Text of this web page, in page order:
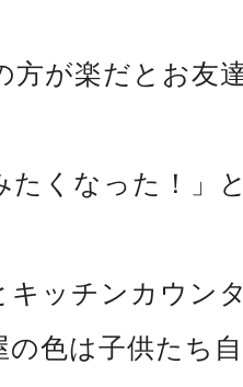
方が楽だとお友
たくなった！」
キッチンカウン
の色は子供たち